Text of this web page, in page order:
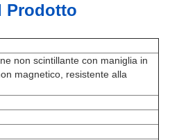
Prodotto
non scintillante con maniglia in
magnetico, resistente alla